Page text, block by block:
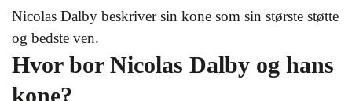
Nicolas Dalby beskriver sin kone som sin største støtte
og bedste ven.
Hvor bor Nicolas Dalby og hans
kone?